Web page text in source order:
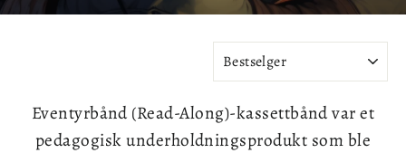
SORTER
Eventyrbånd (Read-Along)-kassettbånd var et
pedagogisk underholdningsprodukt som ble